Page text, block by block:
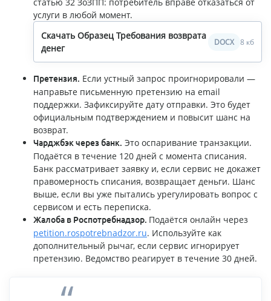
услуги в любой момент.
Скачать Образец Требования возврата
денег
DOCX 8 кб
Претензия. Если устный запрос проигнорировали —
направьте письменную претензию на email
поддержки. Зафиксируйте дату отправки. Это будет
официальным подтверждением и повысит шанс на
возврат.
Чарджбэк через банк. Это оспаривание транзакции.
Подаётся в течение 120 дней с момента списания.
Банк рассматривает заявку и, если сервис не докажет
правомерность списания, возвращает деньги. Шанс
выше, если вы уже пытались урегулировать вопрос с
сервисом и есть переписка.
Жалоба в Роспотребнадзор. Подаётся онлайн через
petition.rospotrebnadzor.ru. Используйте как
дополнительный рычаг, если сервис игнорирует
претензию. Ведомство реагирует в течение 30 дней.